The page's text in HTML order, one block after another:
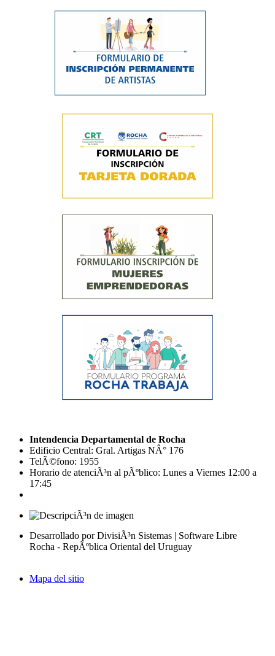
Intendencia Departamental de Rocha
Edificio Central: Gral. Artigas NÂ° 176
TelÃ©fono: 1955
Horario de atenciÃ³n al pÃºblico: Lunes a Viernes 12:00 a
17:45
Desarrollado por DivisiÃ³n Sistemas | Software Libre
Rocha - RepÃºblica Oriental del Uruguay
Mapa del sitio